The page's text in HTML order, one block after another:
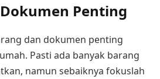
Penting
dan dokumen penting
Pasti ada banyak barang
namun sebaiknya fokuslah